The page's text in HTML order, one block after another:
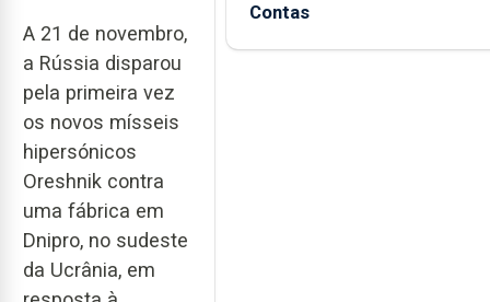
A 21 de novembro,
a Rússia disparou
pela primeira vez
os novos mísseis
hipersónicos
Oreshnik contra
uma fábrica em
Dnipro, no sudeste
da Ucrânia, em
Contas